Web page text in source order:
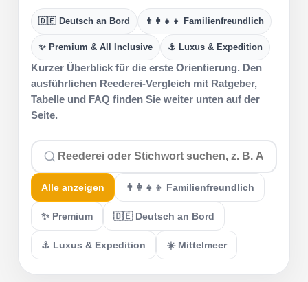
🇩🇪 Deutsch an Bord 👨‍👩‍👧‍👦 Familienfreundlich
✨ Premium & All Inclusive ⚓ Luxus & Expedition
Kurzer Überblick für die erste Orientierung. Den
ausführlichen Reederei-Vergleich mit Ratgeber,
Tabelle und FAQ finden Sie weiter unten auf der
Seite.
Alle anzeigen 👨‍👩‍👧‍👦 Familienfreundlich
✨ Premium 🇩🇪 Deutsch an Bord
⚓ Luxus & Expedition ☀️ Mittelmeer